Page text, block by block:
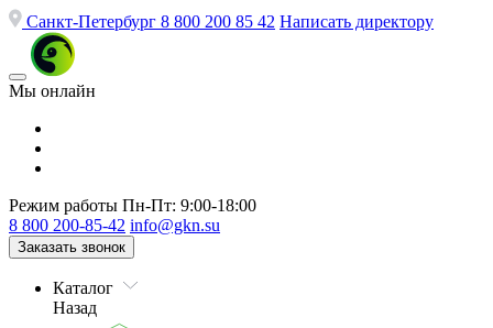
Санкт-Петербург 8 800 200 85 42 Написать директору
Мы онлайн
Режим работы Пн-Пт: 9:00-18:00
8 800 200-85-42 info@gkn.su
Заказать звонок
Каталог
Назад